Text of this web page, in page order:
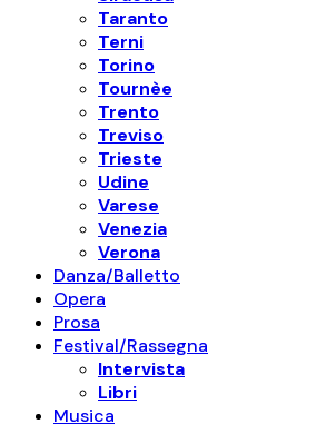
Taranto
Terni
Torino
Tournèe
Trento
Treviso
Trieste
Udine
Varese
Venezia
Verona
Danza/Balletto
Opera
Prosa
Festival/Rassegna
Intervista
Libri
Musica